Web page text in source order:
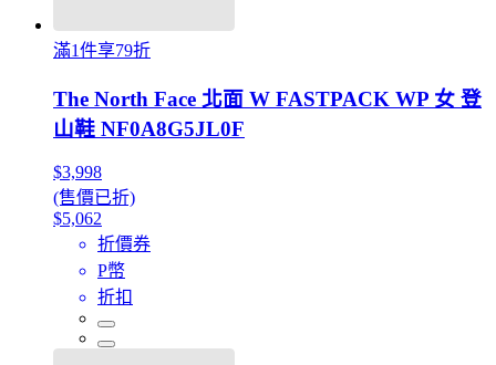
滿1件享79折
The North Face 北面 W FASTPACK WP 女 登
山鞋 NF0A8G5JL0F
$3,998
(售價已折)
$5,062
折價券
P幣
折扣